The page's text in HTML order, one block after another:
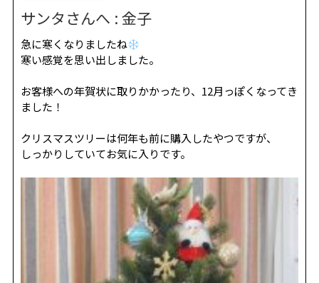
EYELASH まつげエク
REVIEW
SALON INFO
RECRUIT 採用情報
サンタさんへ : 金子
急に寒くなりましたね
寒い感覚を思い出しました。
お客様への年賀状に取りかかったり、12月っぽくなってき
ました！
クリスマスツリーは何年も前に購入したやつですが、
しっかりしていてお気に入りです。